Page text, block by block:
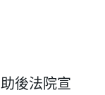
後法院宣